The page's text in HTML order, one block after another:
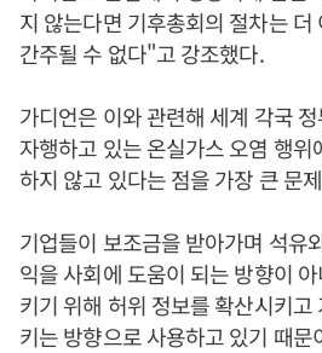
지 않는다면 기후총회의 절차는
간주될 수 없다"고 강조했다.
가디언은 이와 관련해 세계 각국
자행하고 있는 온실가스 오염 행
하지 않고 있다는 점을 가장 큰 문
기업들이 보조금을 받아가며 석유
익을 사회에 도움이 되는 방향이
키기 위해 허위 정보를 확산시키
키는 방향으로 사용하고 있기 때문